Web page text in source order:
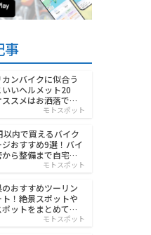
事
ンバイクに似合う
いいヘルメット20
スメはお洒落でワ
モトスポット
以内で買えるバイク
ジおすすめ9選！バイ
ら整備まで自宅で
モトスポット
のおすすめツーリン
ト！絶景スポットや
ットをまとめて紹
モトスポット